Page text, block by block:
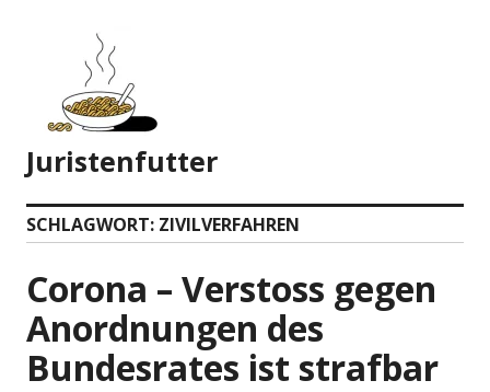
springen
Juristenfutter
SCHLAGWORT: ZIVILVERFAHREN
Corona – Verstoss gegen
Anordnungen des
Bundesrates ist strafbar